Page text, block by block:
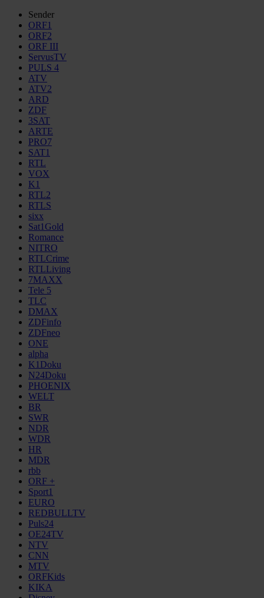
Sender
ORF1
ORF2
ORF III
ServusTV
PULS 4
ATV
ATV2
ARD
ZDF
3SAT
ARTE
PRO7
SAT1
RTL
VOX
K1
RTL2
RTLS
sixx
Sat1Gold
Romance
NITRO
RTLCrime
RTLLiving
7MAXX
Tele 5
TLC
DMAX
ZDFinfo
ZDFneo
ONE
alpha
K1Doku
N24Doku
PHOENIX
WELT
BR
SWR
NDR
WDR
HR
MDR
rbb
ORF +
Sport1
EURO
REDBULLTV
Puls24
OE24TV
NTV
CNN
MTV
ORFKids
KIKA